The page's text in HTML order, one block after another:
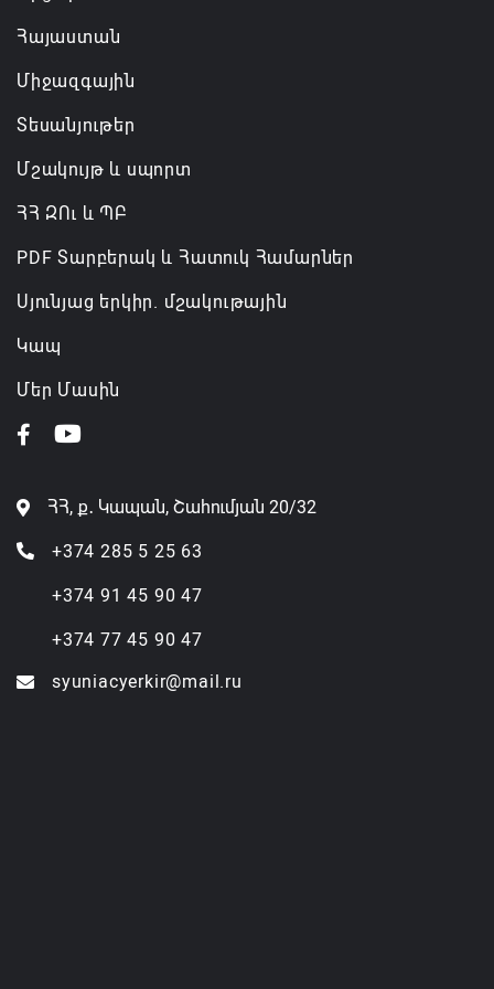
Հայաստան
Միջազգային
Տեսանյութեր
Մշակույթ և սպորտ
ՀՀ ԶՈւ և ՊԲ
PDF Տարբերակ և Հատուկ Համարներ
Սյունյաց երկիր. մշակութային
Կապ
Մեր Մասին
ՀՀ, ք․ Կապան, Շահումյան 20/32
+374 285 5 25 63
+374 91 45 90 47
+374 77 45 90 47
syuniacyerkir@mail.ru